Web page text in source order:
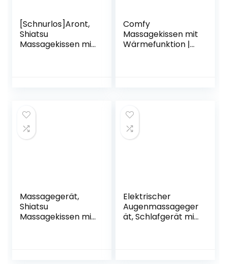
[Schnurlos]Aront,
Shiatsu
Massagekissen mit
Erleichterung im
Auto Büro
Zuhause-
Comfy
Massagekissen mit
Wärmefunktion |
Massagegerät,
Shiatsu
Massagekissen mit
Elektrischer
Augenmassageger
ät, Schlafgerät mit